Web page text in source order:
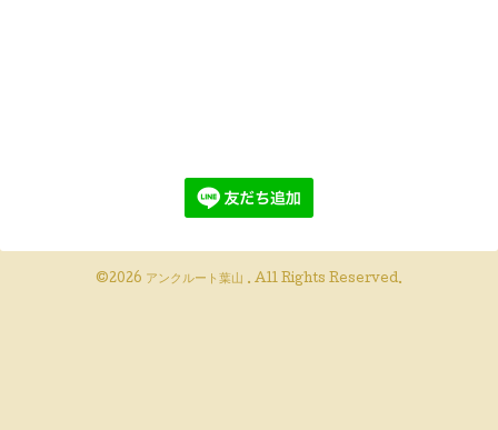
©2026 アンクルート葉山 . All Rights Reserved.